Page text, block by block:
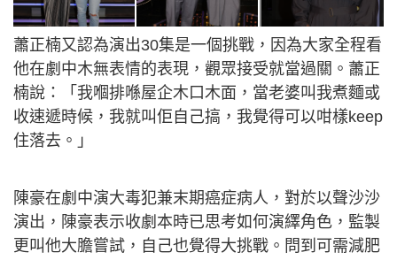
蕭正楠又認為演出30集是一個挑戰，因為大家全程看
他在劇中木無表情的表現，觀眾接受就當過關。蕭正
楠說：「我嗰排喺屋企木口木面，當老婆叫我煮麵或
收速遞時候，我就叫佢自己搞，我覺得可以咁樣keep
住落去。」
陳豪在劇中演大毒犯兼末期癌症病人，對於以聲沙沙
演出，陳豪表示收劇本時已思考如何演繹角色，監製
更叫他大膽嘗試，自己也覺得大挑戰。問到可需減肥